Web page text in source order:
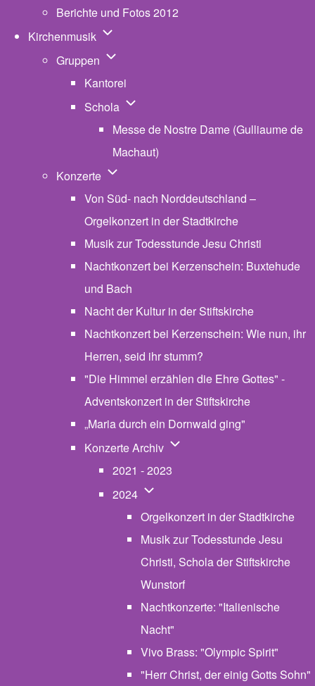
Berichte und Fotos 2012
Kirchenmusik Unternavigation von Kirchenmusik
Gruppen Unternavigation von Gruppen
Kantorei
Schola Unternavigation von Schola
Messe de Nostre Dame (Gulliaume de
Machaut)
Konzerte Unternavigation von Konzerte
Von Süd- nach Norddeutschland –
Orgelkonzert in der Stadtkirche
Musik zur Todesstunde Jesu Christi
Nachtkonzert bei Kerzenschein: Buxtehude
und Bach
Nacht der Kultur in der Stiftskirche
Nachtkonzert bei Kerzenschein: Wie nun, ihr
Herren, seid ihr stumm?
"Die Himmel erzählen die Ehre Gottes" -
Adventskonzert in der Stiftskirche
„Maria durch ein Dornwald ging"
Konzerte Archiv Unternavigation von
2021 - 2023
2024 Unternavigation von 2024
Orgelkonzert in der Stadtkirche
Musik zur Todesstunde Jesu
Christi, Schola der Stiftskirche
Wunstorf
Nachtkonzerte: "Italienische
Nacht"
Vivo Brass: "Olympic Spirit"
"Herr Christ, der einig Gotts Sohn"